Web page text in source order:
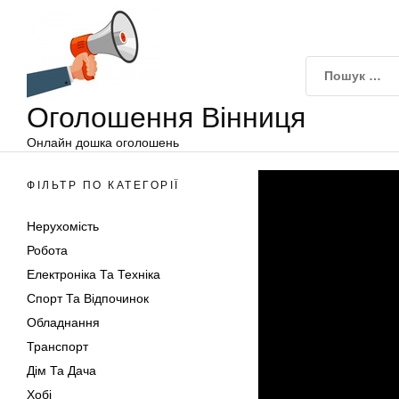
Оголошення Вінниця
Онлайн дошка оголошень
ФІЛЬТР ПО КАТЕГОРІЇ
Нерухомість
Робота
Електроніка Та Техніка
Спорт Та Відпочинок
Обладнання
Транспорт
Дім Та Дача
Хобі